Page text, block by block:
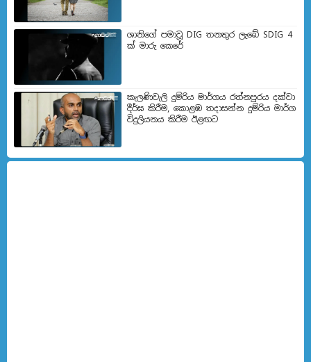
ශානිගේ පමාවූ DIG තනතුර ලැබේ SDIG 4
ක් මාරු කෙරේ
කැලණිවැලි දුම්රිය මාර්ගය රත්නපුරය දක්වා
දීර්ඝ කිරීම, කොළඹ තදාසන්න දුම්රිය මාර්ග
විදුලියනය කිරීම ඊළඟ​ට